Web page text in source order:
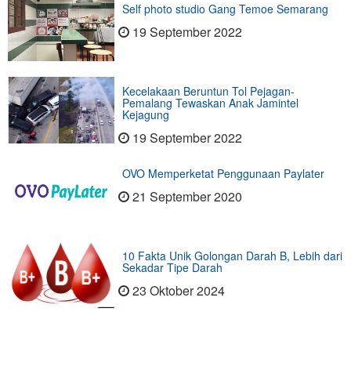
Self photo studio Gang Temoe Semarang
19 September 2022
Kecelakaan Beruntun Tol Pejagan-
Pemalang Tewaskan Anak Jamintel
Kejagung
19 September 2022
OVO Memperketat Penggunaan Paylater
21 September 2020
10 Fakta Unik Golongan Darah B, Lebih dari
Sekadar Tipe Darah
23 Oktober 2024